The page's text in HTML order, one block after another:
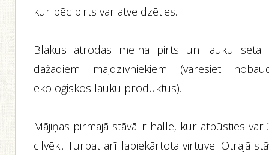
kur pēc pirts var atveldzēties.
Blakus atrodas melnā pirts un lauku sēta
dažādiem mājdzīvniekiem (varēsiet
ekoloģiskos lauku produktus).
Mājiņas pirmajā stāvā ir halle, kur atpūsties var
cilvēki. Turpat arī labiekārtota virtuve. Otrajā